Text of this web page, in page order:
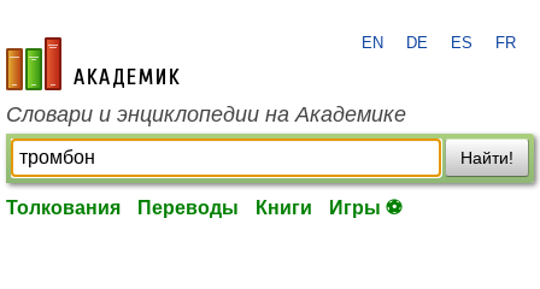
academic.ru
EN DE ES FR
Словари и энциклопедии на Академике
Найти!
Толкования Переводы Книги Игры ⚽